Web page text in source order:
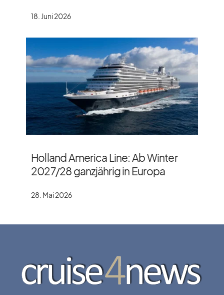
18. Juni 2026
Holland America Line: Ab Winter
2027/​28 ganzjährig in Europa
28. Mai 2026